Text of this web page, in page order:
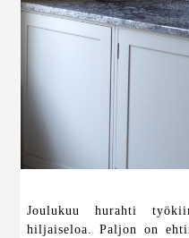
Joulukuu hurahti
hiljaiseloa. Paljon on